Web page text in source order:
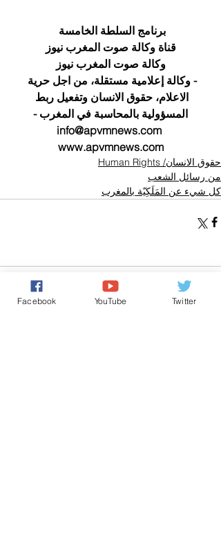
برنامج السلطة الخامسة
قناة وكالة صوت المغرب نيوز
وكالة صوت المغرب نيوز
- وكالة إعلامية مستقلة، من اجل حرية
الاعلام، حقوق الانسان وتفعيل ربط
المسؤولية بالمحاسبة في المغرب -
info@apvmnews.com
www.apvmnews.com
حقوق الانسان/ Human Rights
من رسائل الشعب
كل شيء عن المَلَكِيّة بالمغرب
تعليقات 0.0/ 5 (0)
Facebook YouTube Twitter